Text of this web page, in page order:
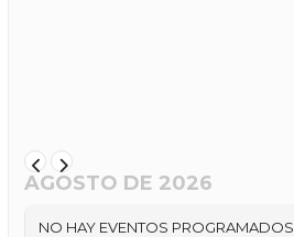
AGOSTO DE 2026
NO HAY EVENTOS PROGRAMADOS